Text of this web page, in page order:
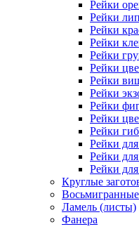
Рейки
Рейки
Рейки
Рейки
Рейки
Рейки
Рейки
Рейки
Рейки
Рейки
Рейки
Рейки
Рейки
Рейки
Круглые
Ламель (листы)
Фанера